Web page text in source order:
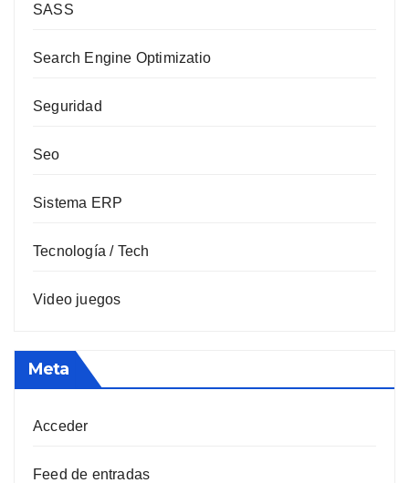
SASS
Search Engine Optimizatio
Seguridad
Seo
Sistema ERP
Tecnología / Tech
Video juegos
Meta
Acceder
Feed de entradas